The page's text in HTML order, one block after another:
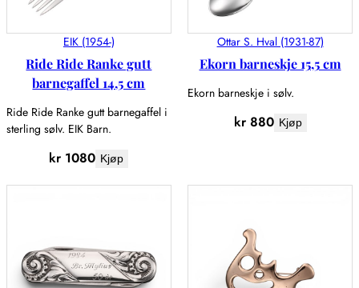
EIK (1954-)
Ride Ride Ranke gutt
barnegaffel 14,5 cm
Ride Ride Ranke gutt barnegaffel i
sterling sølv. EIK Barn.
kr 1080 Kjøp
Ottar S. Hval (1931-87)
Ekorn barneskje 15,5 cm
Ekorn barneskje i sølv.
kr880 Kjøp